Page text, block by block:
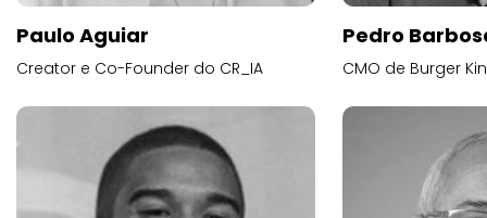
Paulo Aguiar
Creator e Co-Founder do CR_IA
Pedro
CMO de Burger